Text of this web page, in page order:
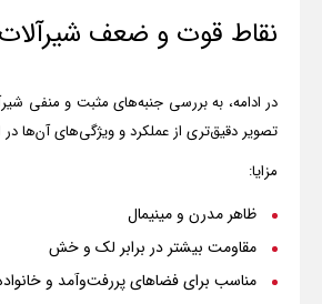
نقاط قوت و ضعف
در ادامه، به بررسی جنبه‌های مثبت و منفی
تصویر دقیق‌تری از عملکرد و ویژگی‌های آن‌ها در
مزایا:
ظاهر مدرن و مینیمال
مقاومت بیشتر در برابر لک و خش
مناسب برای فضاهای پررفت‌وآمد و